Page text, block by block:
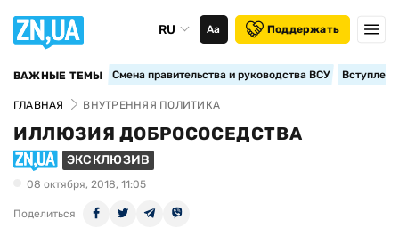
RU Аа Поддержать
ВАЖНЫЕ ТЕМЫ Смена правительства и руководства ВСУ
ГЛАВНАЯ ВНУТРЕННЯЯ ПОЛИТИКА
ИЛЛЮЗИЯ ДОБРОСОСЕДСТВА
ЭКСКЛЮЗИВ
08 октября, 2018, 11:05
Поделиться